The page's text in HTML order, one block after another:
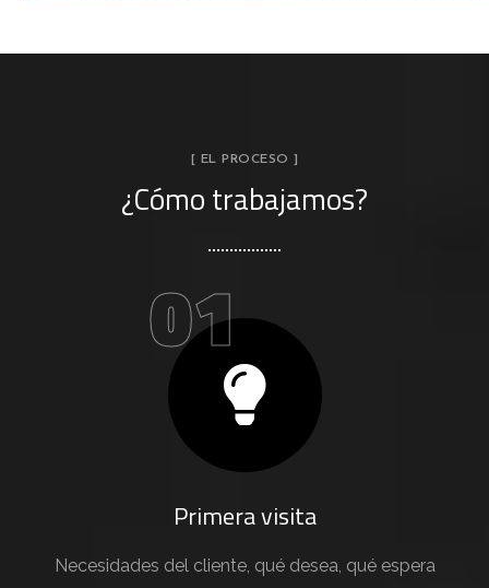
[ EL PROCESO ]
¿Cómo trabajamos?
01
Primera visita
Necesidades del cliente, qué desea, qué espera